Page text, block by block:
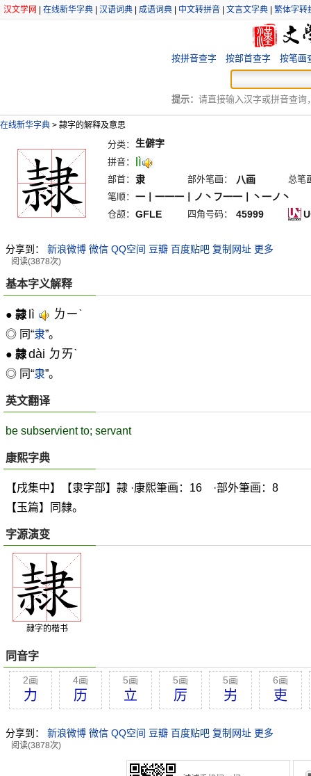
汉文学网 在线新华字典 汉语词典 成语词典 中文转拼音 文言文字典 繁体字转
按拼音查字 按部首查字 按笔画
提示： 请直接输入汉字或拼音查询
在线新华字典 > 隷字的解释及意思
分类： 生僻字
拼音： lì
部首： 隶 部外笔画： 八画
总笔
笔顺： 一丨一一一丨ノ丶フ一一丨丶一ノ丶
仓颉： GFLE 四角号码： 45999
分享到： 新浪微博 微信 QQ空间 豆瓣 百度贴吧 复制网址 更多
阅读(3878次)
基本字义解释
● 隷 lì ㄌㄧˋ
◎ 同“隶”。
● 隷dài ㄉㄞˋ
◎ 同“隶”。
英文翻译
be subservient to; servant
康熙字典
【戌集中】【隶字部】隷 ·康熙筆画：16 ·部外筆画：8
【玉篇】同隸。
字源演变
隷字的楷书
同音字
2画
力
4画
历
5画
立
5画
厉
5画
屴
6画
吏
分享到： 新浪微博 微信 QQ空间 豆瓣 百度贴吧 复制网址 更多
阅读(3878次)